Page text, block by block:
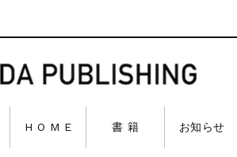
H O M E 書 籍 お知らせ
『F-2超入門』（関 賢太郎）三刷